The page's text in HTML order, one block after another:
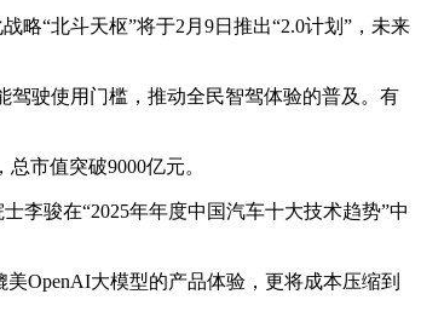
“北斗天枢”将于2月9日推出“2.0计划”，未来
驶使用门槛，推动全民智驾体验的普及。有
市值突破9000亿元。
骏在“2025年年度中国汽车十大技术趋势”中
OpenAI大模型的产品体验，更将成本压缩到